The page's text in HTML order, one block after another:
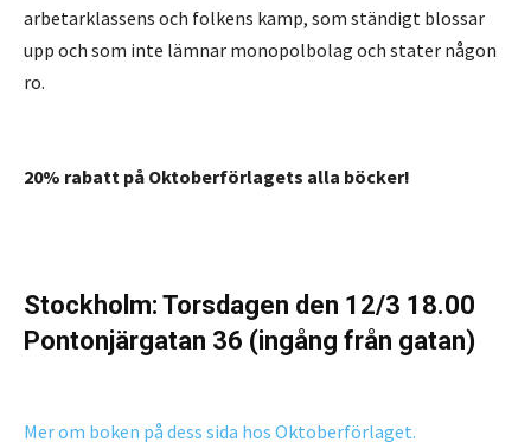
arbetarklassens och folkens kamp, som ständigt blossar
upp och som inte lämnar monopolbolag och stater någon
ro.
20% rabatt på Oktoberförlagets alla böcker!
Stockholm: Torsdagen den 12/3 18.00
Pontonjärgatan 36 (ingång från gatan)
Mer om boken på dess sida hos Oktoberförlaget.